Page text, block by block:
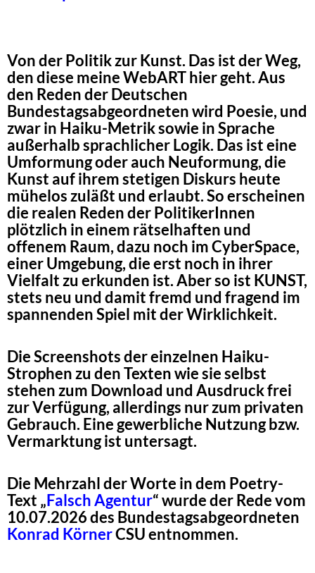
Von der Politik zur Kunst. Das ist der Weg,
den diese meine WebART hier geht. Aus
den Reden der Deutschen
Bundestagsabgeordneten wird Poesie, und
zwar in Haiku-Metrik sowie in Sprache
außerhalb sprachlicher Logik. Das ist eine
Umformung oder auch Neuformung, die
Kunst auf ihrem stetigen Diskurs heute
mühelos zuläßt und erlaubt. So erscheinen
die realen Reden der PolitikerInnen
plötzlich in einem rätselhaften und
offenem Raum, dazu noch im CyberSpace,
einer Umgebung, die erst noch in ihrer
Vielfalt zu erkunden ist. Aber so ist KUNST,
stets neu und damit fremd und fragend im
spannenden Spiel mit der Wirklichkeit.
Die Screenshots der einzelnen Haiku-
Strophen zu den Texten wie sie selbst
stehen zum Download und Ausdruck frei
zur Verfügung, allerdings nur zum privaten
Gebrauch. Eine gewerbliche Nutzung bzw.
Vermarktung ist untersagt.
Die Mehrzahl der Worte in dem Poetry-
Text „Falsch Agentur“ wurde der Rede vom
10.07.2026 des Bundestagsabgeordneten
Konrad KörnerCSU entnommen.